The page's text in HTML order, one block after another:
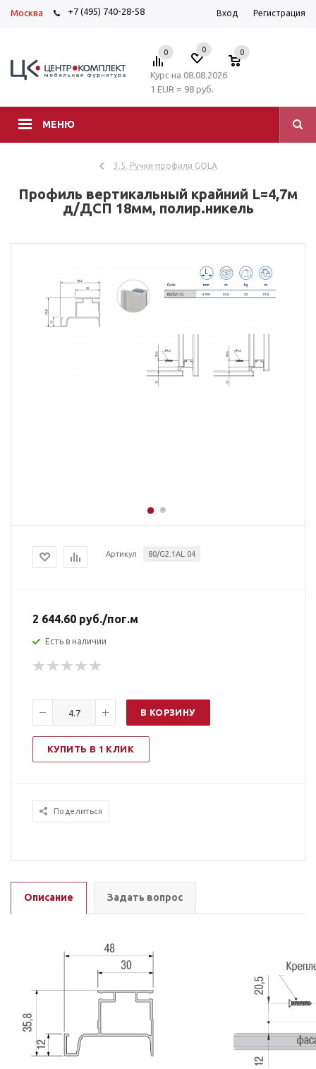
Москва +7 (495) 740-28-58 Вход Регистрация
МЕНЮ
0 0 0
Курс на 08.08.2026
1 EUR = 98 руб.
3.5. Ручки-профили GOLA
Профиль вертикальный крайний L=4,7м
д/ДСП 18мм, полир.никель
Артикул 80/G2.1AL.04
2 644.60 руб./пог.м
Есть в наличии
В КОРЗИНУ
КУПИТЬ В 1 КЛИК
Поделиться
Описание Задать вопрос